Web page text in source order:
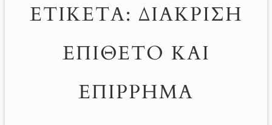
ΕΤΙΚΈΤΑ: ΔΙΆΚΡΙΣΗ
ΕΠΊΘΕΤΟ ΚΑΙ
ΕΠΊΡΡΗΜΑ